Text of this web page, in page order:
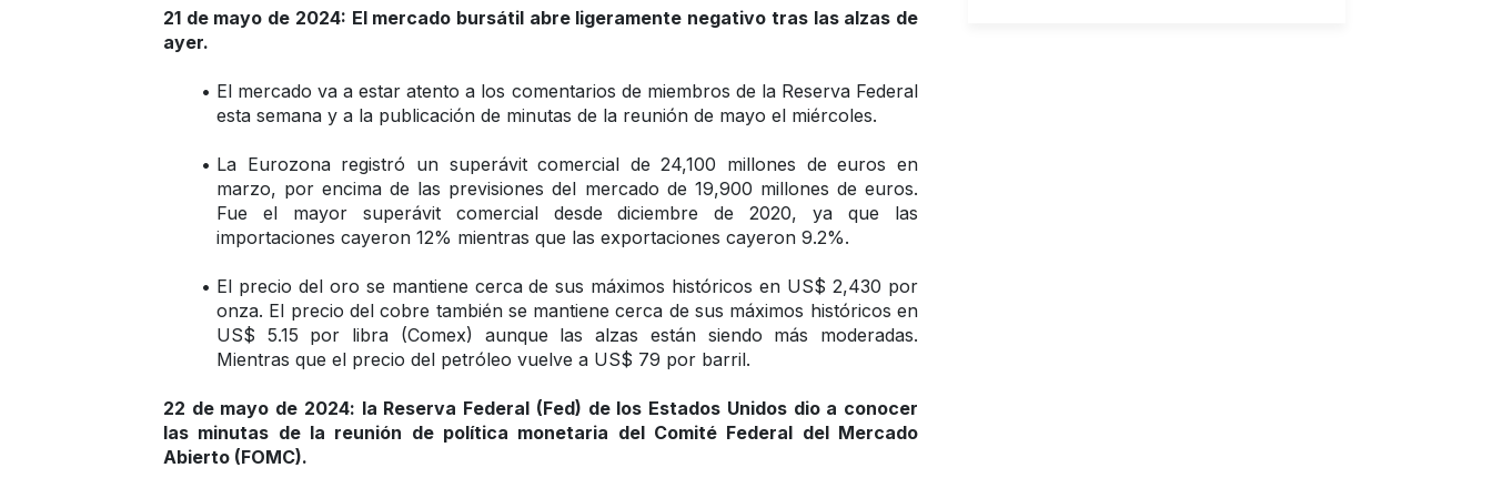
21 de mayo de 2024: El mercado bursátil abre ligeramente negativo tras las alzas de
ayer.
El mercado va a estar atento a los comentarios de miembros de la Reserva Federal
esta semana y a la publicación de minutas de la reunión de mayo el miércoles.
La Eurozona registró un superávit comercial de 24,100 millones de euros en
marzo, por encima de las previsiones del mercado de 19,900 millones de euros.
Fue el mayor superávit comercial desde diciembre de 2020, ya que las
importaciones cayeron 12% mientras que las exportaciones cayeron 9.2%.
El precio del oro se mantiene cerca de sus máximos históricos en US$ 2,430 por
onza. El precio del cobre también se mantiene cerca de sus máximos históricos en
US$ 5.15 por libra (Comex) aunque las alzas están siendo más moderadas.
Mientras que el precio del petróleo vuelve a US$ 79 por barril.
22 de mayo de 2024: la Reserva Federal (Fed) de los Estados Unidos dio a conocer
las minutas de la reunión de política monetaria del Comité Federal del Mercado
Abierto (FOMC).